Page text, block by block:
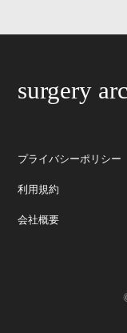
surgery
プライバシーポリシー
利用規約
会社概要